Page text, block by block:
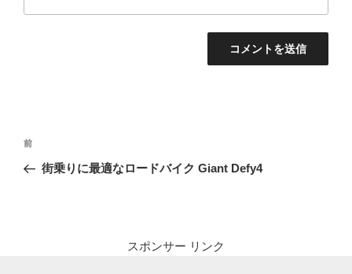
投
ナ
前
の
前
街乗りに最適なロードバイク Giant Defy4
スポンサー リンク